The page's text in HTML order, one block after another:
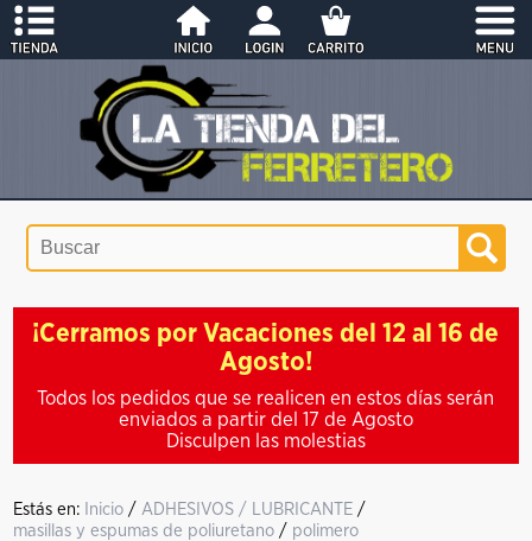
¡Cerramos por Vacaciones del 12 al 16 de
Agosto!
Todos los pedidos que se realicen en estos días serán
enviados a partir del 17 de Agosto
Disculpen las molestias
Estás en: Inicio / ADHESIVOS / LUBRICANTE /
masillas y espumas de poliuretano / polimero